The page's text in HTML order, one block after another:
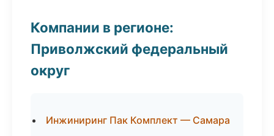
Компании в регионе:
Приволжский федеральный
округ
Инжиниринг Пак Комплект — Самара